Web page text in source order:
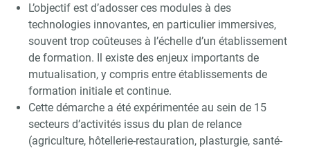
L’objectif est d’adosser ces modules à des
technologies innovantes, en particulier immersives,
souvent trop coûteuses à l’échelle d’un établissement
de formation. Il existe des enjeux importants de
mutualisation, y compris entre établissements de
formation initiale et continue.
Cette démarche a été expérimentée au sein de 15
secteurs d’activités issus du plan de relance
(agriculture, hôtellerie-restauration, plasturgie, santé-